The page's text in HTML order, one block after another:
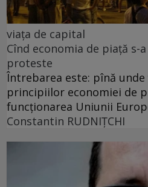
viața de capital
Cînd economia de piață
proteste
Întrebarea este: pînă
principiilor economiei de
funcționarea Uniunii
Constantin RUDNIŢCHI